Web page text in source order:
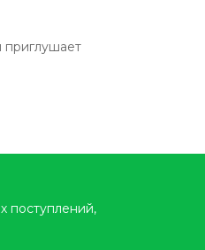
приглушает
поступлений,